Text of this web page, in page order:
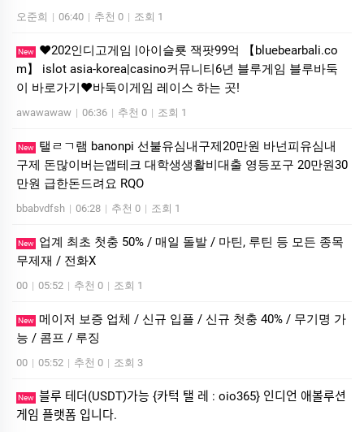
오준희 | 06:40 | 추천 0 | 조회 1
New
❤️202인디­고게임 |아이슬룟 잭­팟99억 【bluebearbali.co
m】 is­lot asia-korea|casino커뮤니티6년 블루게­임 블루바­둑
이 바로가기❤️바­둑이게­임 레이스 하는 곳!
awawawaw | 06:36 | 추천 0 | 조회 1
New
탤ㄹㄱ램 banonpi 선불유심내구제20만원 바넌피유심내
구제 돈많이버는앱테크 대학생생활비대출 영등포구 20만원30
만원 급한돈드려요 RQO
bbabvdfsh | 06:28 | 추천 0 | 조회 1
New
업계 최초 첫충 50% / 매일 돌발 / 마틴, 루틴 등 모든 종목
무제재 / 전화X
00 | 05:52 | 추천 0 | 조회 1
New 메이저 보증 업체 / 신규 입플 / 신규 첫충 40% / 무기명 가
능 / 콤프 / 루징
00 | 05:52 | 추천 0 | 조회 3
New 블루 테더(USDT)가능 {카턱 탤 레 : oio365} 인디언 애볼루션
게임 플랫폼 입니다.